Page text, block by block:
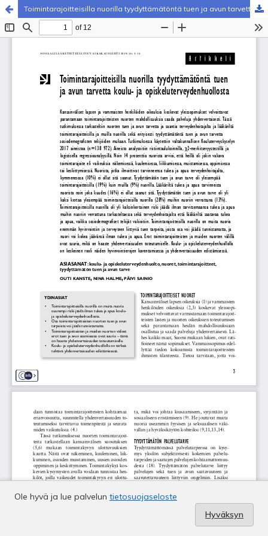
Toimintarajoitteisilla nuorilla tyydyttämätöntä tuen ja avun tarvetta koulu- ja opiskeluterveydenhuollosta
Ole hyvä ja lue palvelun tietosuojaseloste
Hyväksyn
Palvelua ylläpitääTieteellisten seurain valtuuskunta